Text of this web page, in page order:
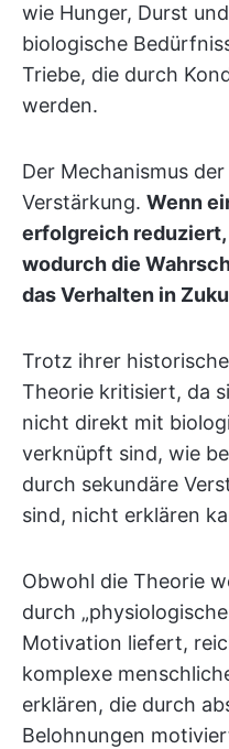
wie Hunger, Durst
biologische
Triebe, die durch
werden.
Der Mechanismus
Verstärkung. Wenn
erfolgreich
wodurch die
das Verhalten in
Trotz ihrer
Theorie kritisiert, da
nicht direkt mit
verknüpft sind, wie
durch sekundäre
sind, nicht erklären
Obwohl die Theorie
durch
Motivation liefert,
komplexe
erklären, die durch
Belohnungen